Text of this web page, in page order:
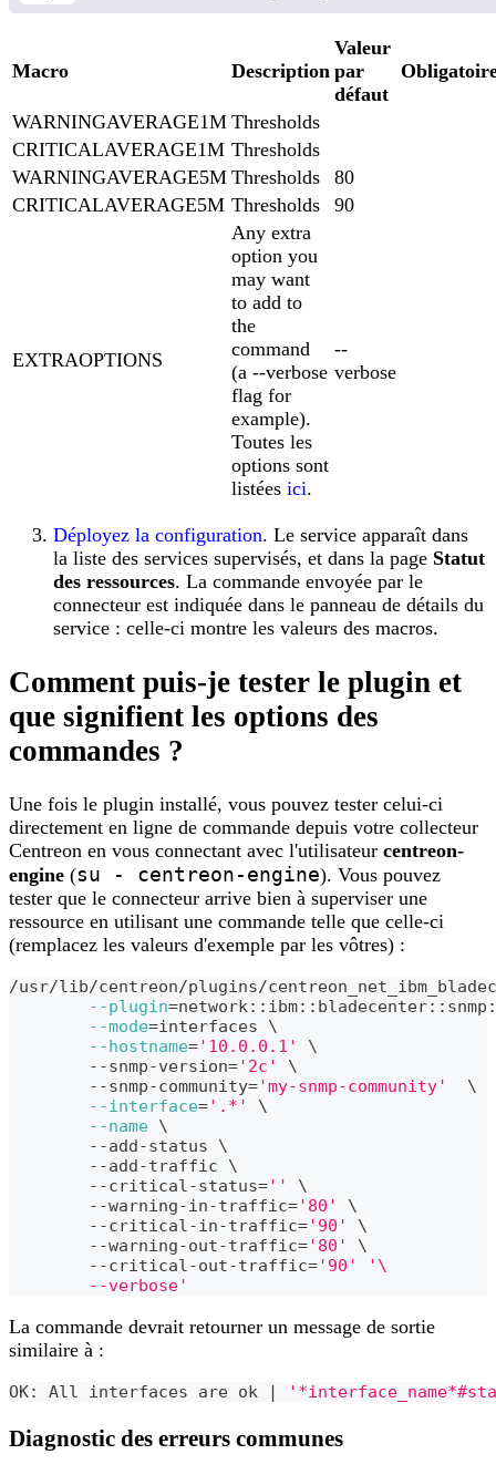
Macro Description
Valeur
par
défaut
WARNINGAVERAGE1M Thresholds
CRITICALAVERAGE1M Thresholds
WARNINGAVERAGE5M Thresholds
80
CRITICALAVERAGE5M Thresholds 90
EXTRAOPTIONS
Any extra
option you
may want
to add to
the
command
(a --verbose
flag for
example).
Toutes les
options sont
listées ici.
--
verbose
Déployez la configuration. Le service apparaît dans
la liste des services supervisés, et dans la page Statut
des ressources. La commande envoyée par le
connecteur est indiquée dans le panneau de détails du
service : celle-ci montre les valeurs des macros.
Comment puis-je tester le plugin et
que signifient les options des
commandes ?
Une fois le plugin installé, vous pouvez tester celui-ci
directement en ligne de commande depuis votre collecteur
Centreon en vous connectant avec l'utilisateur centreon-
engine (su - centreon-engine). Vous pouvez
tester que le connecteur arrive bien à superviser une
ressource en utilisant une commande telle que celle-ci
(remplacez les valeurs d'exemple par les vôtres) :
/usr/lib/centreon/plugins/
--plugin=
--mode=interfaces \
--hostname='10.0.0.1'
\
	--snmp-version
='2c'
\
	--snmp-community
='my-snmp-community'
\
--interface='.*'
\
--name \
	--add-status
\
	--add-traffic
\
	--critical-status
=''
\
	--warning-in-traffic
='80'
\
	--critical-in-traffic
='90'
\
	--warning-out-traffic
='80'
\
	--critical-out-traffic
='90'
'\
	--verbose'
La commande devrait retourner un message de sortie
similaire à :
OK: All interfaces are ok |
Diagnostic des erreurs communes